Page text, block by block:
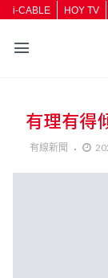
i-CABLE HOY TV
有理有得
有線新聞